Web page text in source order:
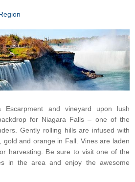
Escarpment and vineyard upon lush
for Niagara Falls – one of the
Gently rolling hills are infused with
gold and orange in Fall. Vines are laden
harvesting. Be sure to visit one of the
in the area and enjoy the awesome